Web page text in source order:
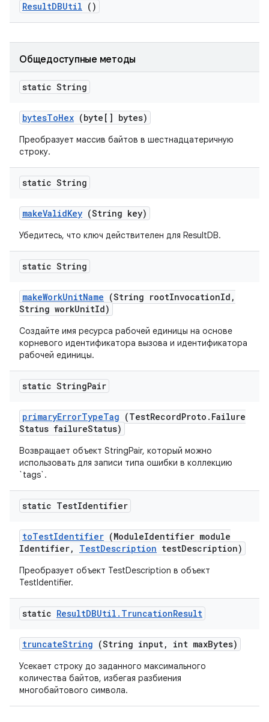
ResultDBUtil ()
Общедоступные методы
static String
bytesToHex (byte[] bytes)
Преобразует массив байтов в шестнадцатеричную
строку.
static String
makeValidKey (String key)
Убедитесь, что ключ действителен для ResultDB.
static String
makeWorkUnitName (String rootInvocationId ,
String workUnitId)
Создайте имя ресурса рабочей единицы на основе
корневого идентификатора вызова и идентификатора
рабочей единицы.
static StringPair
primaryErrorTypeTag (TestRecordProto . Failure
Status failureStatus)
Возвращает объект StringPair, который можно
использовать для записи типа ошибки в коллекцию
`tags`.
static TestIdentifier
toTestIdentifier (ModuleIdentifier module
Identifier, TestDescription testDescription)
Преобразует объект TestDescription в объект
TestIdentifier.
static ResultDBUtil . TruncationResult
truncateString (String input, int maxBytes)
Усекает строку до заданного максимального
количества байтов, избегая разбиения
многобайтового символа.